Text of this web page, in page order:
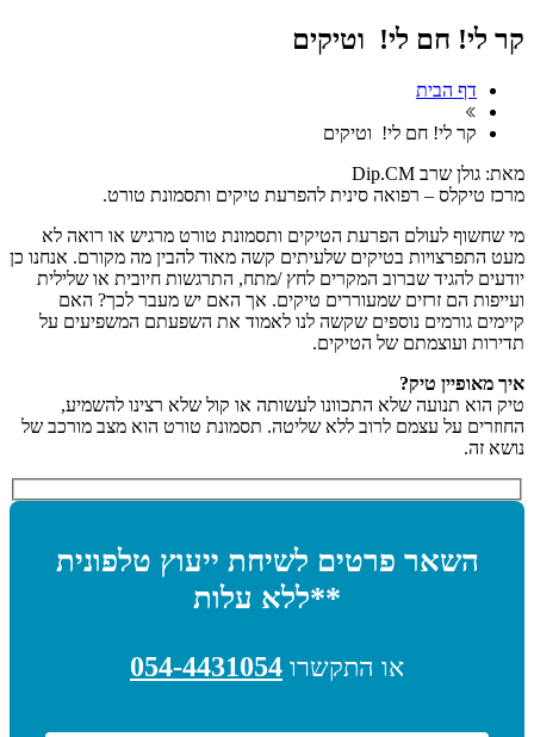
קר לי! חם לי! וטיקים
דף הבית
קר לי! חם לי! וטיקים
מאת: גולן שרב Dip.CM
מרכז טיקלס – רפואה סינית להפרעת טיקים ותסמונת טורט.
מי שחשוף לעולם הפרעת הטיקים ותסמונת טורט מרגיש או רואה לא
מעט התפרצויות בטיקים שלעיתים קשה מאוד להבין מה מקורם. אנחנו כן
יודעים להגיד שברוב המקרים לחץ /מתח, התרגשות חיובית או שלילית
ועייפות הם זרזים שמעוררים טיקים. אך האם יש מעבר לכך? האם
קיימים גורמים נוספים שקשה לנו לאמוד את השפעתם המשפיעים על
תדירות ועוצמתם של הטיקים.
איך מאופיין טיק?
טיק הוא תנועה שלא התכוונו לעשותה או קול שלא רצינו להשמיע,
החוזרים על עצמם לרוב ללא שליטה. תסמונת טורט הוא מצב מורכב של
נושא זה.
השאר פרטים לשיחת ייעוץ טלפונית
**ללא עלות
או התקשרו 054-4431054